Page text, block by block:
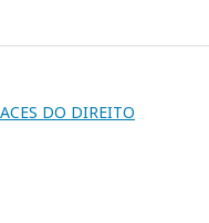
DO DIREITO